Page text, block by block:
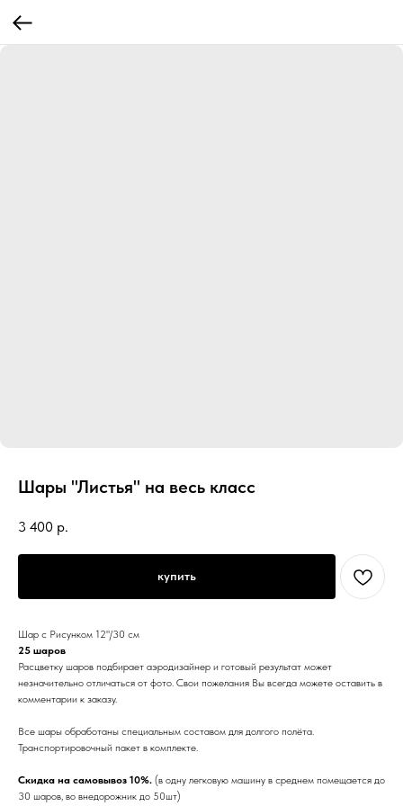
Шары "Листья" на весь класс
3 400 р.
купить
Шар с Рисунком 12"/30 см
25 шаров
Расцветку шаров подбирает аэродизайнер и готовый результат может
незначительно отличаться от фото. Свои пожелания Вы всегда можете оставить в
комментарии к заказу.
Все шары обработаны специальным составом для долгого полёта.
Транспортировочный пакет в комплекте.
Скидка на самовывоз 10%. (в одну легковую машину в среднем помещается до
30 шаров, во внедорожник до 50шт)